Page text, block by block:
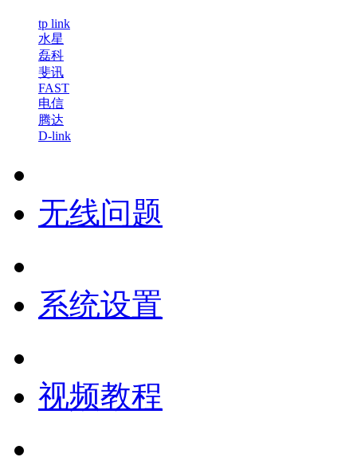
tp link
水星
磊科
斐讯
FAST
电信
腾达
D-link
无线问题
系统设置
视频教程